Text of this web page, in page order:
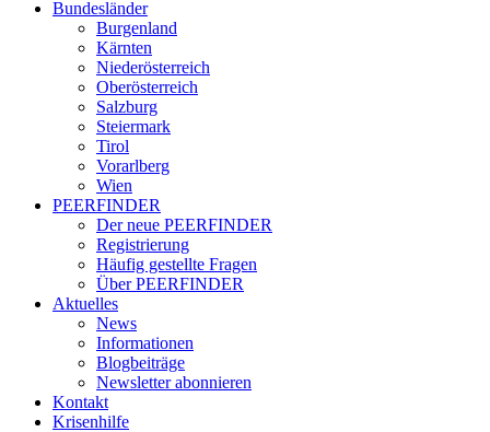
Bundesländer
Burgenland
Kärnten
Niederösterreich
Oberösterreich
Salzburg
Steiermark
Tirol
Vorarlberg
Wien
PEERFINDER
Der neue PEERFINDER
Registrierung
Häufig gestellte Fragen
Über PEERFINDER
Aktuelles
News
Informationen
Blogbeiträge
Newsletter abonnieren
Kontakt
Krisenhilfe